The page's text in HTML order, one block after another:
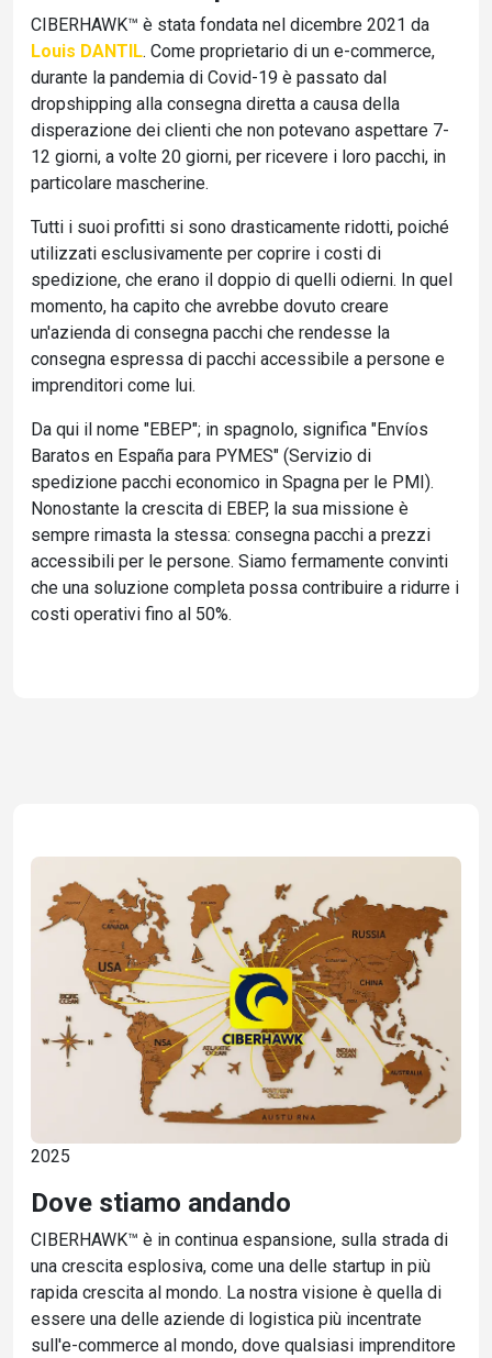
CIBERHAWK™ è stata fondata nel dicembre 2021 da
Louis DANTIL. Come proprietario di un e-commerce,
durante la pandemia di Covid-19 è passato dal
dropshipping alla consegna diretta a causa della
disperazione dei clienti che non potevano aspettare 7-
12 giorni, a volte 20 giorni, per ricevere i loro pacchi, in
particolare mascherine.
Tutti i suoi profitti si sono drasticamente ridotti, poiché
utilizzati esclusivamente per coprire i costi di
spedizione, che erano il doppio di quelli odierni. In quel
momento, ha capito che avrebbe dovuto creare
un'azienda di consegna pacchi che rendesse la
consegna espressa di pacchi accessibile a persone e
imprenditori come lui.
Da qui il nome "EBEP"; in spagnolo, significa "Envíos
Baratos en España para PYMES" (Servizio di
spedizione pacchi economico in Spagna per le PMI).
Nonostante la crescita di EBEP, la sua missione è
sempre rimasta la stessa: consegna pacchi a prezzi
accessibili per le persone. Siamo fermamente convinti
che una soluzione completa possa contribuire a ridurre i
costi operativi fino al 50%.
2025
Dove stiamo andando
CIBERHAWK™ è in continua espansione, sulla strada di
una crescita esplosiva, come una delle startup in più
rapida crescita al mondo. La nostra visione è quella di
essere una delle aziende di logistica più incentrate
sull'e-commerce al mondo, dove qualsiasi imprenditore